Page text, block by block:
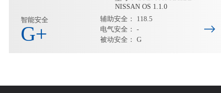
NISSAN OS 1.1.0
智能安全
G+
辅助安全： 118.5
电气安全： -
被动安全： G